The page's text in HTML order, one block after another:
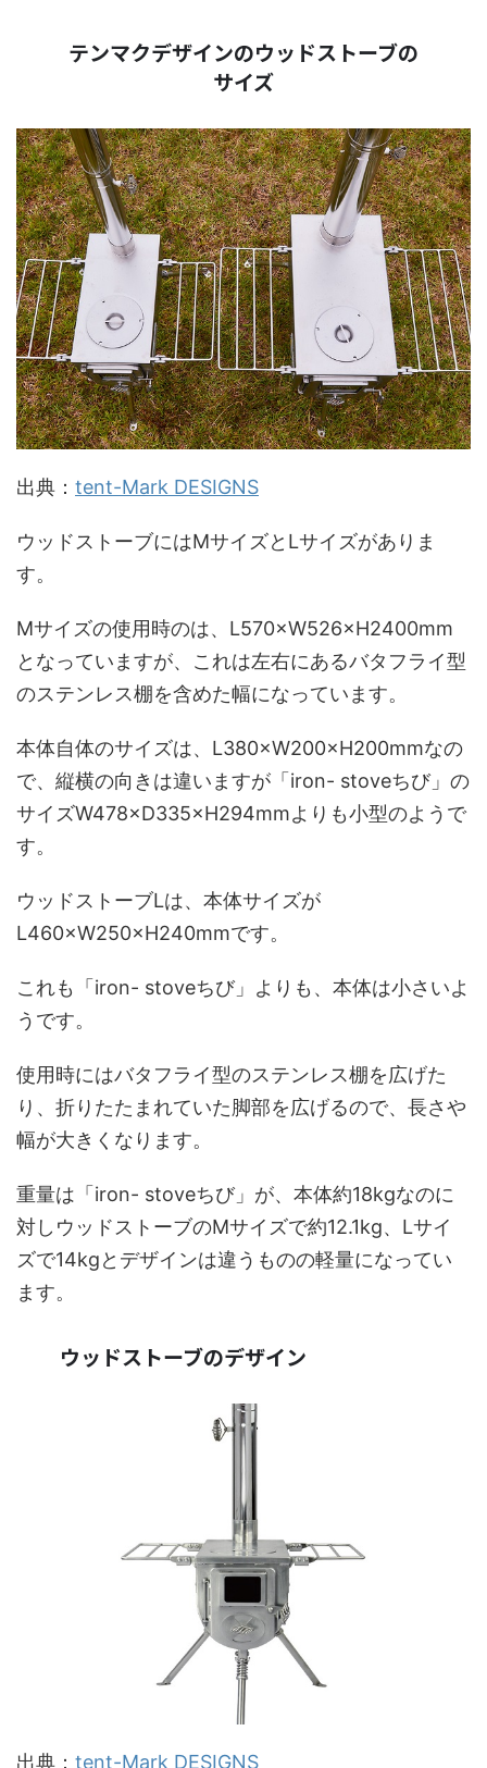
テンマクデザインのウッドストーブの
サイズ
出典： tent-Mark DESIGNS
ウッドストーブにはMサイズとLサイズがありま
す。
Mサイズの使用時のは、L570×W526×H2400mm
となっていますが、これは左右にあるバタフライ型
のステンレス棚を含めた幅になっています。
本体自体のサイズは、L380×W200×H200mmなの
で、縦横の向きは違いますが「iron- stoveちび」の
サイズW478×D335×H294mmよりも小型のようで
す。
ウッドストーブLは、本体サイズが
L460×W250×H240mmです。
これも「iron- stoveちび」よりも、本体は小さいよ
うです。
使用時にはバタフライ型のステンレス棚を広げた
り、折りたたまれていた脚部を広げるので、長さや
幅が大きくなります。
重量は「iron- stoveちび」が、本体約18kgなのに
対しウッドストーブのMサイズで約12.1kg、Lサイ
ズで14kgとデザインは違うものの軽量になってい
ます。
ウッドストーブのデザイン
出典： tent-Mark DESIGNS